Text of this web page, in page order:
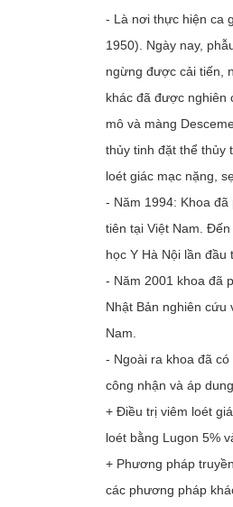
- Là nơi thực hiện ca
1950). Ngày nay,
ngừng được cải tiến,
khác đã được nghiên
mô và màng
thủy tinh đặt thể thủy
loét giác mạc nặng,
- Năm 1994: Khoa
tiên tại Việt Nam.
học Y Hà Nội lần đầu
- Năm 2001 khoa đã
Nhật Bản nghiên cứu
Nam.
- Ngoài ra khoa đã
công nhận và áp
+ Điều trị viêm loét
loét bằng Lugon 5%
+ Phương pháp
các phương pháp